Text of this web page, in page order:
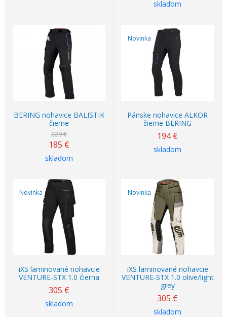
skladom
-19%
BERING nohavice BALISTIK
čierne
229 €
185 €
skladom
Novinka
Pánske nohavice ALKOR
čierne BERING
194 €
skladom
Novinka
iXS laminované nohavcie
VENTURE-STX 1.0 čierna
305 €
skladom
Novinka
iXS laminované nohavcie
VENTURE-STX 1.0 olive/light
grey
305 €
skladom